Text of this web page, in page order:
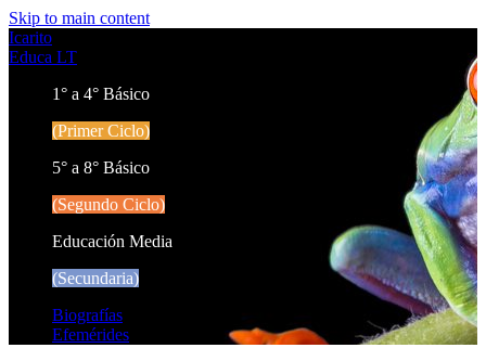
Skip to main content
Icarito
Educa LT
1° a 4° Básico
(Primer Ciclo)
5° a 8° Básico
(Segundo Ciclo)
Educación Media
(Secundaria)
Biografías
Efemérides